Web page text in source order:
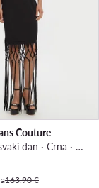
Couture
Haljina za svaki dan · Crna · Midi
163,90 €